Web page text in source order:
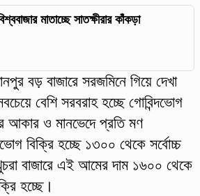
মাতাচ্ছে সাতক্ষীরার কাঁকড়া
বড় বাজারে সরজমিনে গিয়ে দেখা
বেশি সরবরাহ হচ্ছে গোবিন্দভোগ
আকার ও মানভেদে প্রতি মণ
বিক্রি হচ্ছে ১৩০০ থেকে সর্বোচ্চ
বাজারে এই আমের দাম ১৬০০ থেকে
হচ্ছে।